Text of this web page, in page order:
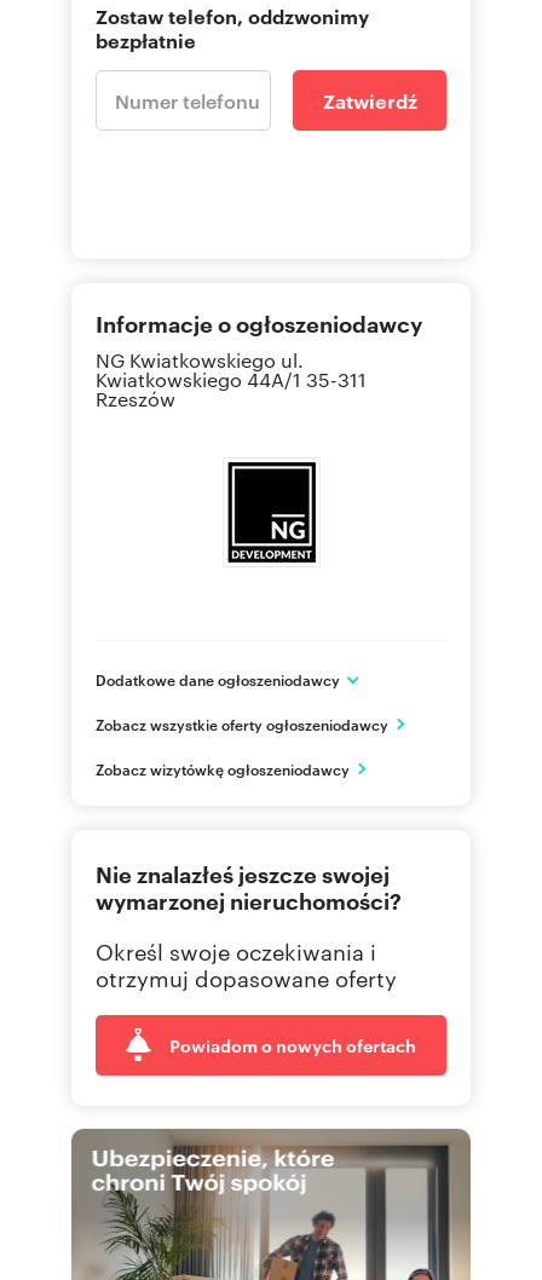
Zostaw telefon, oddzwonimy
bezpłatnie
Zatwierdź
Informacje o ogłoszeniodawcy
NG Kwiatkowskiego ul.
Kwiatkowskiego 44A/1 35-311
Rzeszów
Dodatkowe dane ogłoszeniodawcy
ul. Kwiatkowskiego 44A/1
podkarpackie
665 00 Pokaż telefon
695 00 Pokaż telefon
Zobacz wszystkie oferty ogłoszeniodawcy
Zobacz wizytówkę ogłoszeniodawcy
Nie znalazłeś jeszcze swojej
wymarzonej nieruchomości?
Określ swoje oczekiwania i
otrzymuj dopasowane oferty
Powiadom o nowych ofertach